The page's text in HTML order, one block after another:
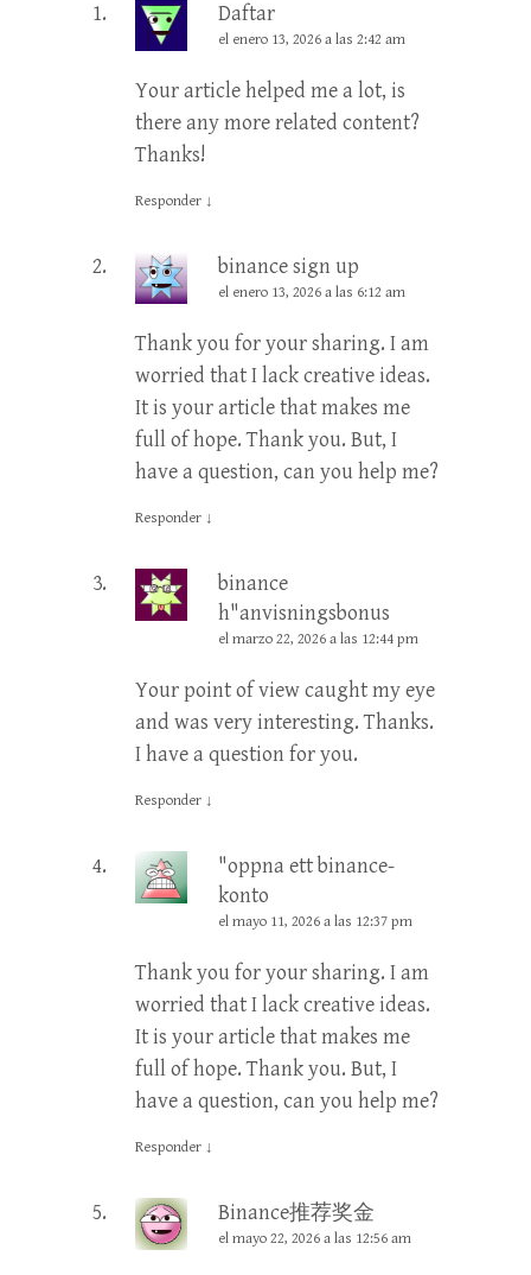
Daftar
el enero 13, 2026 a las 2:42 am
Your article helped me a lot, is
there any more related content?
Thanks!
Responder ↓
binance sign up
el enero 13, 2026 a las 6:12 am
Thank you for your sharing. I am
worried that I lack creative ideas.
It is your article that makes me
full of hope. Thank you. But, I
have a question, can you help me?
Responder ↓
binance
h"anvisningsbonus
el marzo 22, 2026 a las 12:44 pm
Your point of view caught my eye
and was very interesting. Thanks.
I have a question for you.
Responder ↓
"oppna ett binance-
konto
el mayo 11, 2026 a las 12:37 pm
Thank you for your sharing. I am
worried that I lack creative ideas.
It is your article that makes me
full of hope. Thank you. But, I
have a question, can you help me?
Responder ↓
Binance推荐奖金
el mayo 22, 2026 a las 12:56 am